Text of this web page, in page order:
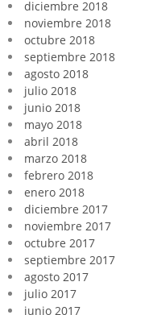
diciembre 2018
noviembre 2018
octubre 2018
septiembre 2018
agosto 2018
julio 2018
junio 2018
mayo 2018
abril 2018
marzo 2018
febrero 2018
enero 2018
diciembre 2017
noviembre 2017
octubre 2017
septiembre 2017
agosto 2017
julio 2017
junio 2017